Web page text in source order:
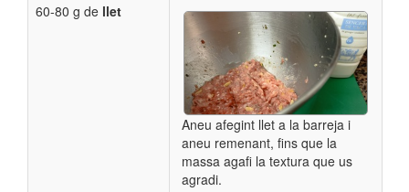
60-80 g de llet
Aneu afegint llet a la barreja i
aneu remenant, fins que la
massa agafi la textura que us
agradi.